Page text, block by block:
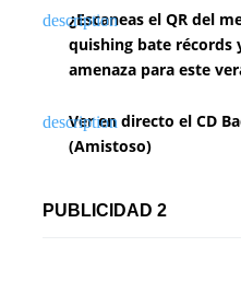
¿Escaneas el QR del
quishing bate récords
amenaza para este
Ver en directo el CD
(Amistoso)
PUBLICIDAD 2